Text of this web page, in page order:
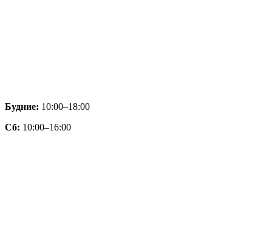
Будние: 10:00–18:00
Сб: 10:00–16:00